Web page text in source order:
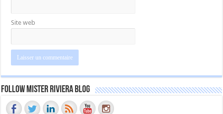
Site web
Follow Mister Riviera Blog